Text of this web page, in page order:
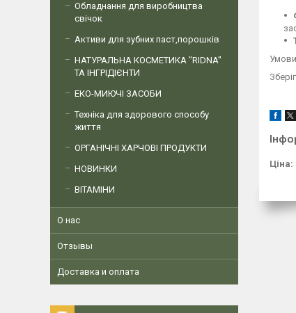
Ціна:
Обладнання для виробництва
свічок
Активи для зубних паст,порошків
НАТУРАЛЬНА КОСМЕТИКА "RIDNA"
ТА ІНГРІДІЄНТИ
ЕКО-МИЮЧІ ЗАСОБИ
Техніка для здорового способу
життя
ОРГАНІЧНІ ХАРЧОВІ ПРОДУКТИ
НОВИНКИ
ВІТАМІНИ
О нас
Отзывы
Доставка и оплата